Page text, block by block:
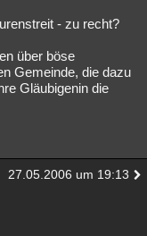
- zu recht?
über böse
Gemeinde, die dazu
Gläubigenin die
27.05.2006 um 19:13